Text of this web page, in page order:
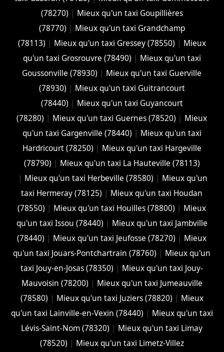
(78270) | Mieux qu'un taxi Goupillières
(78770) | Mieux qu'un taxi Grandchamp
(78113) | Mieux qu'un taxi Gressey (78550) | Mieux
qu'un taxi Grosrouvre (78490) | Mieux qu'un taxi
Goussonville (78930) | Mieux qu'un taxi Guerville
(78930) | Mieux qu'un taxi Guitrancourt
(78440) | Mieux qu'un taxi Guyancourt
(78280) | Mieux qu'un taxi Guernes (78520) | Mieux
qu'un taxi Gargenville (78440) | Mieux qu'un taxi
Hardricourt (78250) | Mieux qu'un taxi Hargeville
(78790) | Mieux qu'un taxi La Hauteville (78113)
| Mieux qu'un taxi Herbeville (78580) | Mieux qu'un
taxi Hermeray (78125) | Mieux qu'un taxi Houdan
(78550) | Mieux qu'un taxi Houilles (78800) | Mieux
qu'un taxi Issou (78440) | Mieux qu'un taxi Jambville
(78440) | Mieux qu'un taxi Jeufosse (78270) | Mieux
qu'un taxi Jouars-Pontchartrain (78760) | Mieux qu'un
taxi Jouy-en-Josas (78350) | Mieux qu'un taxi Jouy-
Mauvoisin (78200) | Mieux qu'un taxi Jumeauville
(78580) | Mieux qu'un taxi Juziers (78820) | Mieux
qu'un taxi Lainville-en-Vexin (78440) | Mieux qu'un taxi
Lévis-Saint-Nom (78320) | Mieux qu'un taxi Limay
(78520) | Mieux qu'un taxi Limetz-Villez